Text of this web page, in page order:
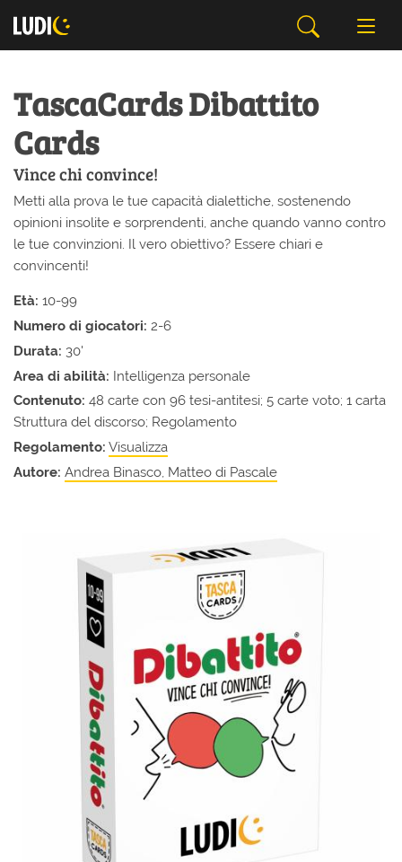
TascaCards Dibattito
Cards
Vince chi convince!
Metti alla prova le tue capacità dialettiche, sostenendo
opinioni insolite e sorprendenti, anche quando vanno contro
le tue convinzioni. Il vero obiettivo? Essere chiari e
convincenti!
Età: 10-99
Numero di giocatori: 2-6
Durata: 30'
Area di abilità: Intelligenza personale
Contenuto: 48 carte con 96 tesi-antitesi; 5 carte voto; 1 carta
Struttura del discorso; Regolamento
Regolamento: Visualizza
Autore: Andrea Binasco, Matteo di Pascale